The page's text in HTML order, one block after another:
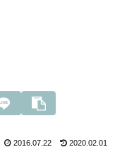
2016.07.22 2020.02.01